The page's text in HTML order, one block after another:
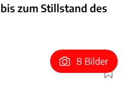
zum Stillstand des
Foto: Daimler
8 Bilder